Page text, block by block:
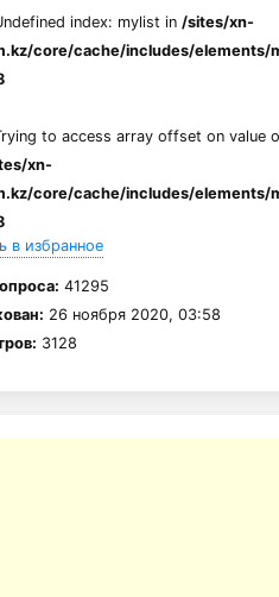
index: mylist in /sites/xn-
core/cache/includes/elements/
to access array offset on value
xn-
core/cache/includes/elements/
в избранное
41295
26 ноября 2020, 03:58
3128